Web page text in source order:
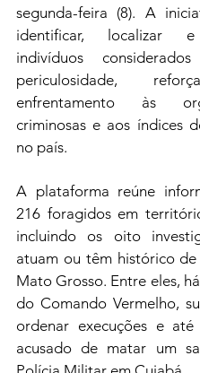
segunda-feira (8). A
identificar, localizar
indivíduos
periculosidade,
enfrentamento às
criminosas e aos índices
no país.
A plataforma reúne
216 foragidos em
incluindo os oito
atuam ou têm histórico de
Mato Grosso. Entre eles,
do Comando Vermelho,
ordenar execuções e
acusado de matar um